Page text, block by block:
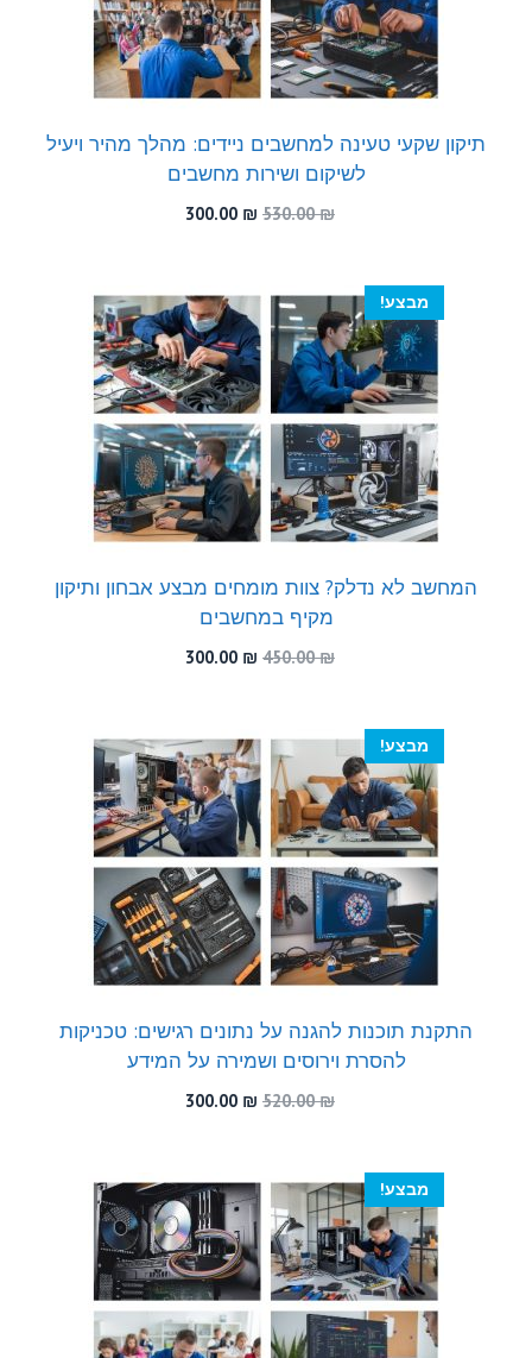
תיקון שקעי טעינה למחשבים ניידים: מהלך מהיר ויעיל
לשיקום ושירות מחשבים
530.00₪
המחיר
300.00 ₪
מבצע!
המחשב לא נדלק? צוות מומחים מבצע אבחון ותיקון
מקיף במחשבים
450.00₪
המחיר
300.00 ₪
מבצע!
התקנת תוכנות להגנה על נתונים רגישים: טכניקות
להסרת וירוסים ושמירה על המידע
520.00₪
המחיר
300.00 ₪
מבצע!